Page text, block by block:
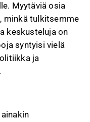
Myytäviä osia
minkä tulkitsemme
keskusteluja on
syntyisi vielä
ja